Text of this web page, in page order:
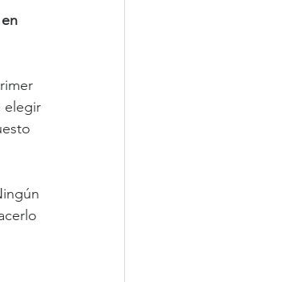
elegir